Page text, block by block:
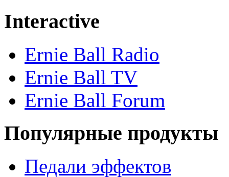
Interactive
Ernie Ball Radio
Ernie Ball TV
Ernie Ball Forum
Популярные продукты
Педали эффектов